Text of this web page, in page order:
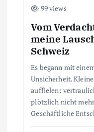
99 views
Vom
meine
Schweiz
Es begann mit
Unsicherheit.
auffielen:
plötzlich nicht
Geschäftliche